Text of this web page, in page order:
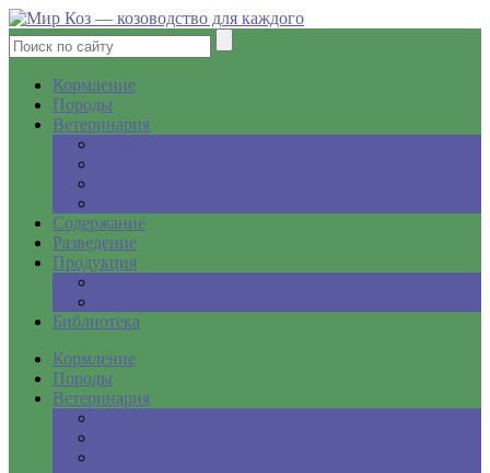
Кормление
Породы
Ветеринария
Содержание
Разведение
Продукция
Библиотека
Кормление
Породы
Ветеринария